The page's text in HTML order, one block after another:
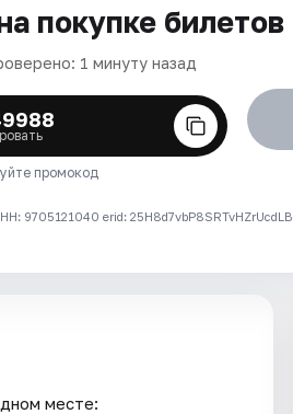
покупке билетов
1 минуту назад
промокод
erid: 25H8d7vbP8SRTvHZrUcdLB
месте: